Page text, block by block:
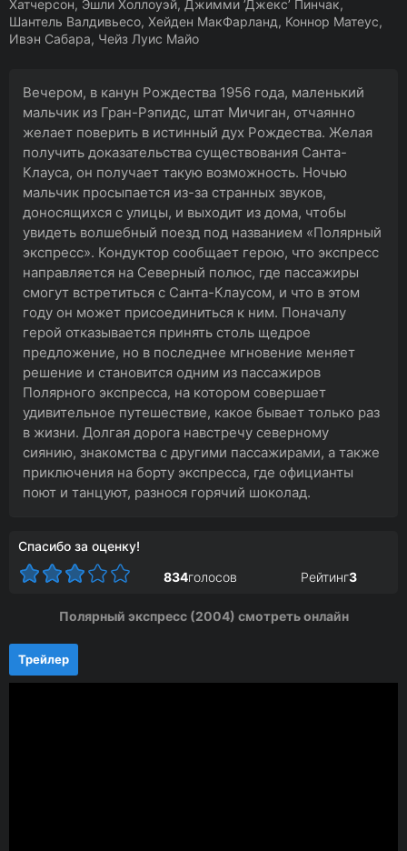
Хатчерсон, Эшли Холлоуэй, Джимми ’Джекс’ Пинчак,
Шантель Валдивьесо, Хейден МакФарланд, Коннор Матеус,
Ивэн Сабара, Чейз Луис Майо
Вечером, в канун Рождества 1956 года, маленький
мальчик из Гран-Рэпидс, штат Мичиган, отчаянно
желает поверить в истинный дух Рождества. Желая
получить доказательства существования Санта-
Клауса, он получает такую возможность. Ночью
мальчик просыпается из-за странных звуков,
доносящихся с улицы, и выходит из дома, чтобы
увидеть волшебный поезд под названием «Полярный
экспресс». Кондуктор сообщает герою, что экспресс
направляется на Северный полюс, где пассажиры
смогут встретиться с Санта-Клаусом, и что в этом
году он может присоединиться к ним. Поначалу
герой отказывается принять столь щедрое
предложение, но в последнее мгновение меняет
решение и становится одним из пассажиров
Полярного экспресса, на котором совершает
удивительное путешествие, какое бывает только раз
в жизни. Долгая дорога навстречу северному
сиянию, знакомства с другими пассажирами, а также
приключения на борту экспресса, где официанты
поют и танцуют, разнося горячий шоколад.
Спасибо за оценку!
834голосов Рейтинг3
Полярный экспресс (2004) смотреть онлайн
Трейлер